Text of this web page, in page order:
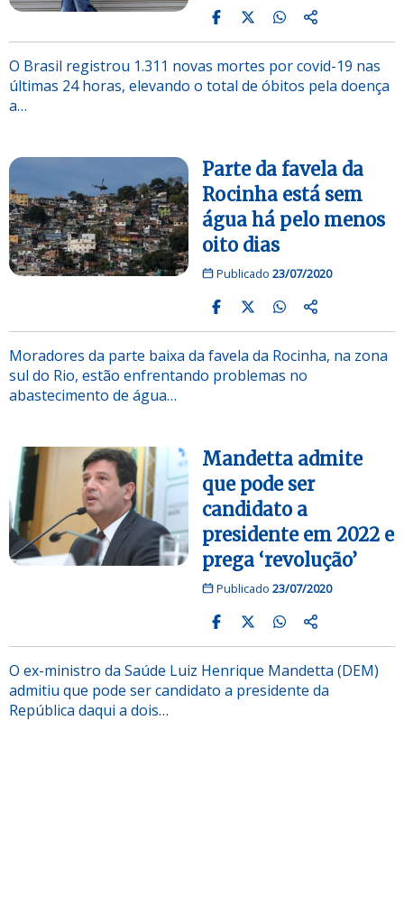
O Brasil registrou 1.311 novas mortes por covid-19 nas
últimas 24 horas, elevando o total de óbitos pela doença
a…
Parte da favela da
Rocinha está sem
água há pelo menos
oito dias
Publicado 23/07/2020
Moradores da parte baixa da favela da Rocinha, na zona
sul do Rio, estão enfrentando problemas no
abastecimento de água…
Mandetta admite
que pode ser
candidato a
presidente em 2022 e
prega ‘revolução’
Publicado 23/07/2020
O ex-ministro da Saúde Luiz Henrique Mandetta (DEM)
admitiu que pode ser candidato a presidente da
República daqui a dois…